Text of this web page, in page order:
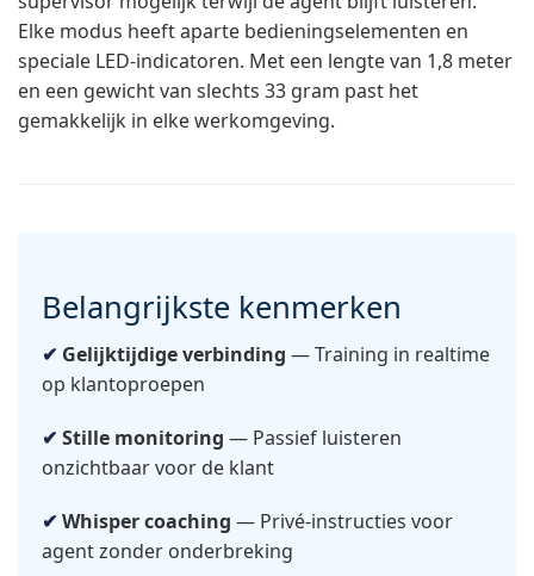
Elke modus heeft aparte bedieningselementen en
speciale LED-indicatoren. Met een lengte van 1,8 meter
en een gewicht van slechts 33 gram past het
gemakkelijk in elke werkomgeving.
Belangrijkste kenmerken
Gelijktijdige verbinding — Training in realtime
op klantoproepen
Stille monitoring — Passief luisteren
onzichtbaar voor de klant
Whisper coaching — Privé-instructies voor
agent zonder onderbreking